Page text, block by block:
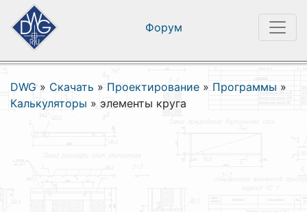
Форум
DWG » Скачать » Проектирование » Программы »
Калькуляторы » элементы круга